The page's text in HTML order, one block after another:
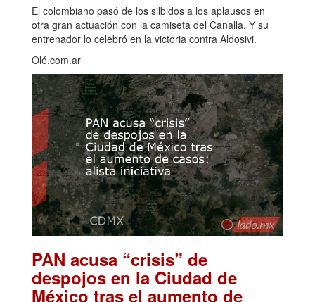
El colombiano pasó de los silbidos a los aplausos en
otra gran actuación con la camiseta del Canalla. Y su
entrenador lo celebró en la victoria contra Aldosivi.
Olé.com.ar
PAN acusa “crisis” de
despojos en la Ciudad de
México tras el aumento de